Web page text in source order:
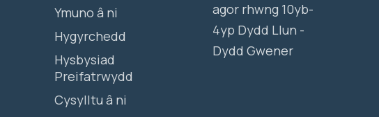
Ymuno â ni
Hygyrchedd
Hysbysiad
Preifatrwydd
Cysylltu â ni
agor rhwng 10yb-
4yp Dydd Llun -
Dydd Gwener